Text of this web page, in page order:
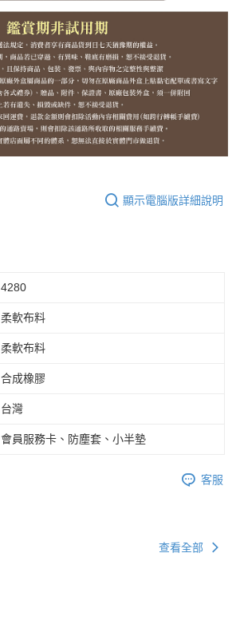
顯示電腦版詳細說明
4280
柔軟布料
柔軟布料
合成橡膠
台灣
會員服務卡、防塵套、小半墊
客服
查看全部